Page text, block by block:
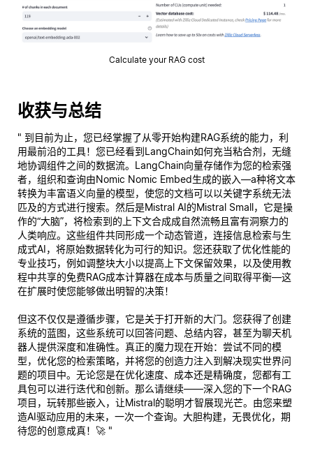
Calculate your RAG cost
收获与总结
" 到目前为止，您已经掌握了从零开始构建RAG系统的能力，利
用最前沿的工具！您已经看到LangChain如何充当粘合剂，无缝
地协调组件之间的数据流。LangChain向量存储作为您的检索强
者，组织和查询由Nomic Nomic Embed生成的嵌入—a种将文本
转换为丰富语义向量的模型，使您的文档可以以关键字系统无法
匹及的方式进行搜索。然后是Mistral AI的Mistral Small，它是操
作的“大脑”，将检索到的上下文合成成自然流畅且富有洞察力的
人类响应。这些组件共同形成一个动态管道，连接信息检索与生
成式AI，将原始数据转化为可行的知识。您还获取了优化性能的
专业技巧，例如调整块大小以提高上下文保留效果，以及使用教
程中共享的免费RAG成本计算器在成本与质量之间取得平衡—这
在扩展时使您能够做出明智的决策！
但这不仅仅是遵循步骤，它是关于打开新的大门。您获得了创建
系统的蓝图，这些系统可以回答问题、总结内容，甚至为聊天机
器人提供深度和准确性。真正的魔力现在开始：尝试不同的模
型，优化您的检索策略，并将您的创造力注入到解决现实世界问
题的项目中。无论您是在优化速度、成本还是精确度，您都有工
具包可以进行迭代和创新。那么请继续——深入您的下一个RAG
项目，玩转那些嵌入，让Mistral的聪明才智展现光芒。由您来塑
造AI驱动应用的未来，一次一个查询。大胆构建，无畏优化，期
待您的创意成真！🚀 "